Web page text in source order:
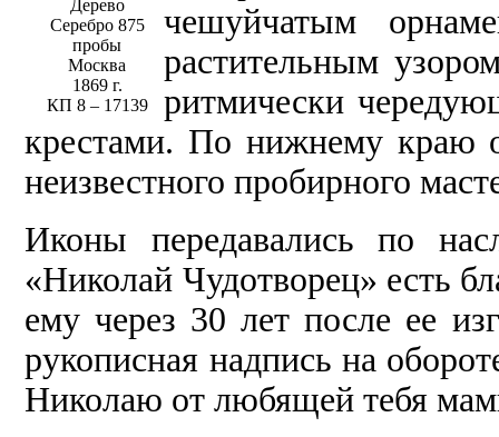
Дерево
Cеребро 875
пробы
Москва
1869 г.
КП 8 – 17139
чешуйчатым
растительным
ритмически
крестами. По нижнему краю
неизвестного пробирного
Иконы передавались по
«Николай Чудотворец» есть
ему через 30 лет после ее
рукописная надпись на
Николаю от любящей тебя